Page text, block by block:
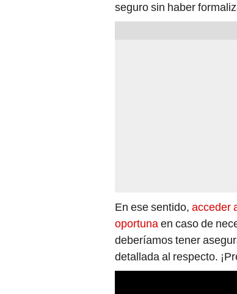
seguro sin haber
En ese sentido, acceder
oportunaen caso de
deberíamos tener
detallada al respecto.